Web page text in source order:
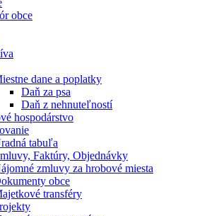
obce
dane a poplatky
Daň za psa
Daň z nehnuteľností
hospodárstvo
tabuľa
Faktúry, Objednávky
zmluvy za hrobové miesta
obce
transféry